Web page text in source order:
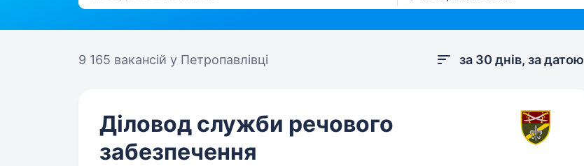
9 165 вакансій у Петропавлівці за 30 днів, за датою
Діловод служби речового
забезпечення